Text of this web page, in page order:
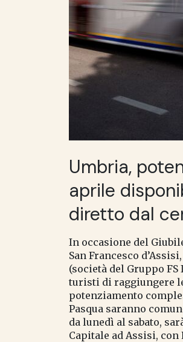
Umbria,
aprile
diretto dal
In occasione del
San Francesco
(società del Gruppo
turisti di raggiungere
potenziamento
Pasqua saranno
da lunedì al sabato,
Capitale ad Assisi,